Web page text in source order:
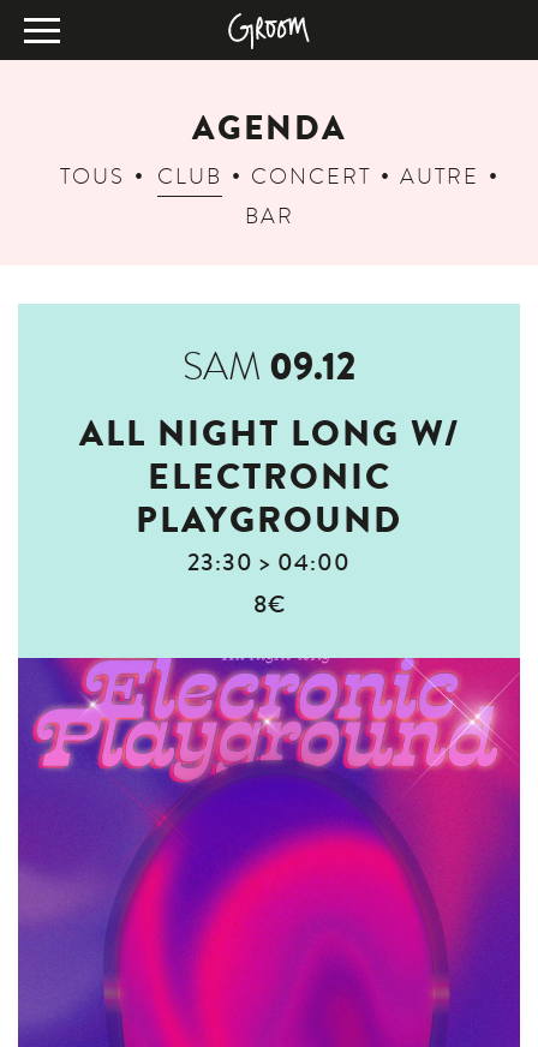
AGENDA
TOUS CLUB CONCERT
AUTRE
BAR
SAM 09.12
ALL NIGHT LONG W/
ELECTRONIC
PLAYGROUND
23:30 > 04:00
8€